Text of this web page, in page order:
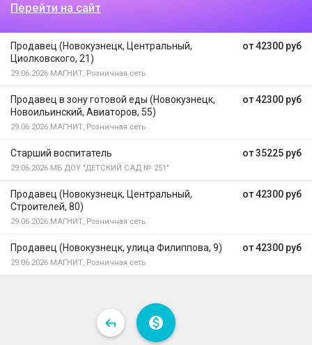
Перейти на сайт
от 42300 руб
Продавец (Новокузнецк, Центральный,
Циолковского, 21)
29.06.2026 МАГНИТ, Розничная сеть
от 42300 руб
Продавец в зону готовой еды (Новокузнецк,
Новоильинский, Авиаторов, 55)
29.06.2026 МАГНИТ, Розничная сеть
от 35225 руб
Старший воспитатель
29.06.2026 МБ ДОУ "ДЕТСКИЙ САД № 251"
от 42300 руб
Продавец (Новокузнецк, Центральный,
Строителей, 80)
29.06.2026 МАГНИТ, Розничная сеть
от 42300 руб
Продавец (Новокузнецк, улица Филиппова, 9)
29.06.2026 МАГНИТ, Розничная сеть